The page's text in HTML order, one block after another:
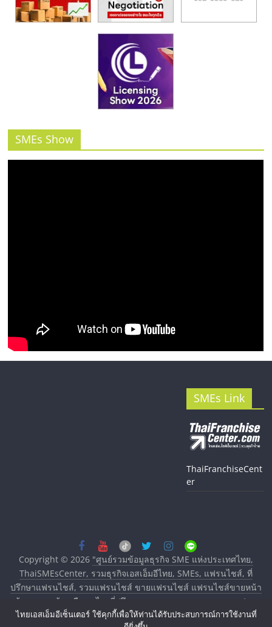
SMEs Show
SMEs Link
ThaiFranchiseCent
er
Copyright © 2026 "ศูนย์รวมข้อมูลธุรกิจ SME แห่งประเทศไทย,
ThaiSMEsCenter, รวมธุรกิจเอสเอ็มอีไทย, SMEs, แฟรนไชส์, ที่
ปรึกษาแฟรนไชส์, รวมแฟรนไชส์ ขายแฟรนไชส์ แฟรนไชส์ขายหน้า
บ้าน ลงทุนน้อย คืนทุนไว, ที่ปรึกษาการลงทุนและขยายสาขาแฟรน
ไชส์, ศูนย์รวมแฟรนไชส์ พร้อมทำเลสำหรับเปิดร้าน ปรึกษาฟรี,
ไทยเอสเอ็มอีเซ็นเตอร์ ใช้คุกกี้เพื่อให้ท่านได้รับประสบการณ์การใช้งานที่